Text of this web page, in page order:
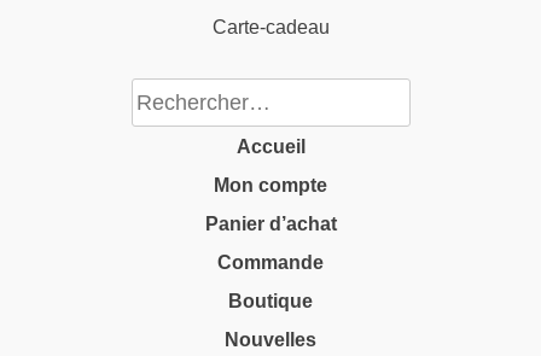
Carte-cadeau
Rechercher :
Accueil
Mon compte
Panier d’achat
Commande
Boutique
Nouvelles